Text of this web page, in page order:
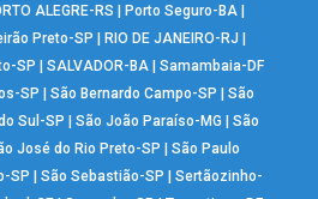
ALEGRE-RS |Porto Seguro-BA |
Preto-SP |RIO DE JANEIRO-RJ |
SP | SALVADOR-BA| Samambaia-DF
SP |São Bernardo Campo-SP |São
Sul-SP |São João Paraíso-MG |São
José do Rio Preto-SP |São Paulo
SP |São Sebastião-SP |Sertãozinho-